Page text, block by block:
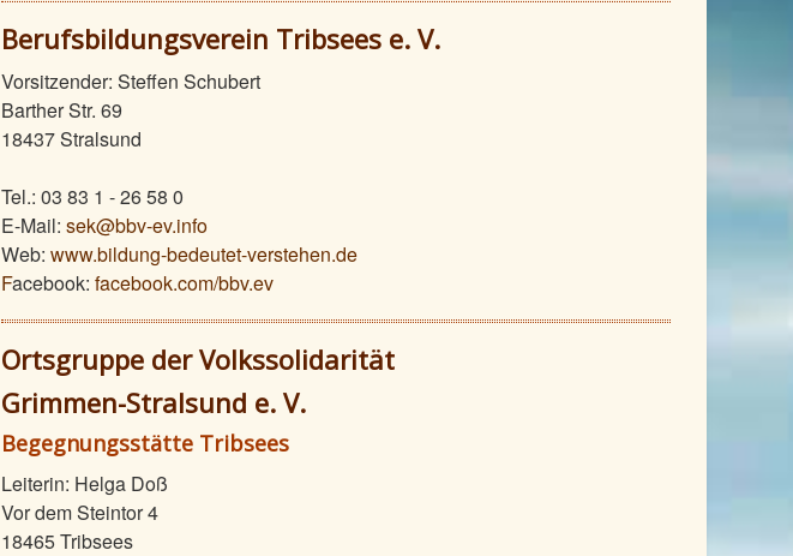
Berufsbildungsverein Tribsees e. V.
Vorsitzender: Steffen Schubert
Barther Str. 69
18437 Stralsund
Tel.: 03 83 1 - 26 58 0
E-Mail:sek@bbv-ev.info
Web:www.bildung-bedeutet-verstehen.de
Facebook:facebook.com/bbv.ev
Ortsgruppe der Volkssolidarität
Grimmen-Stralsund e. V.
Begegnungsstätte Tribsees
Leiterin: Helga Doß
Vor dem Steintor 4
18465 Tribsees